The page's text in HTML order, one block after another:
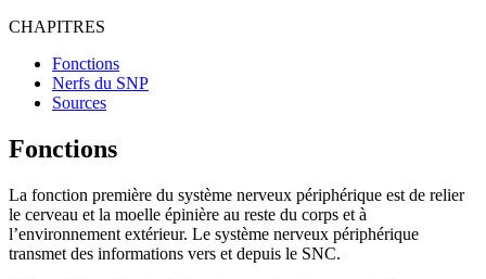
CHAPITRES
Fonctions
Nerfs du SNP
Sources
Fonctions
La fonction première du système nerveux périphérique est de relier
le cerveau et la moelle épinière au reste du corps et à
l’environnement extérieur. Le système nerveux périphérique
transmet des informations vers et depuis le SNC.